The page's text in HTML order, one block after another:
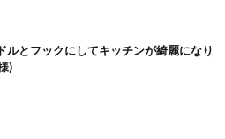
ルとフックにしてキッチンが綺麗になり
)